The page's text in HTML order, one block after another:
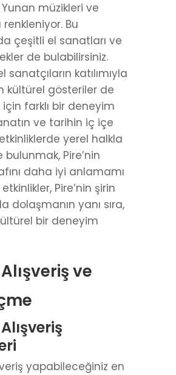
müzikleri ve
Bu
çeşitli el sanatları ve
de bulabilirsiniz.
sanatçıların katılımıyla
kültürel gösteriler de
farklı bir deneyim
ve tarihin iç içe
yerel halkla
Pire’nin
daha iyi anlamamı
Pire’nin şirin
dolaşmanın yanı sıra,
bir deneyim
ve
yapabileceğiniz en